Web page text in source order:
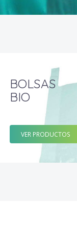
BOLSAS
BIO
VER PRODUCTOS